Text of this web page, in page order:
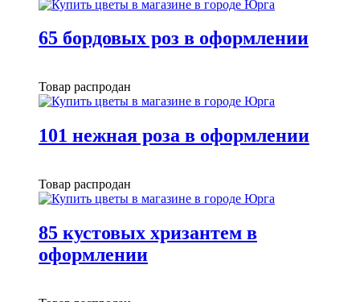
65 бордовых роз в оформлении
Товар распродан
101 нежная роза в оформлении
Товар распродан
85 кустовых хризантем в
оформлении